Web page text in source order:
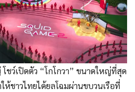
ชว์เปิดตัว “โกโกวา” ขนาดใหญ่ที่สุด
ห้ชาวไทยได้ยลโฉมผ่านขบวนเรือที่